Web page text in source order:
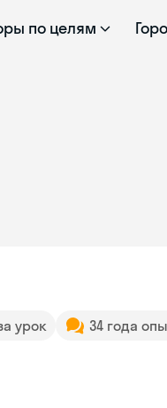
по целям
урок 34 года